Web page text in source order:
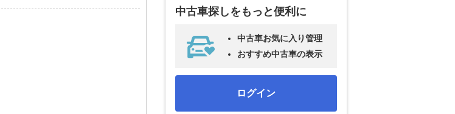
中古車探しをもっと便利に
中古車お気に入り管理
おすすめ中古車の表示
ログイン